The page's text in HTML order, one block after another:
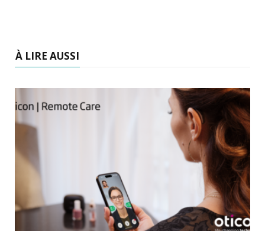
À LIRE AUSSI